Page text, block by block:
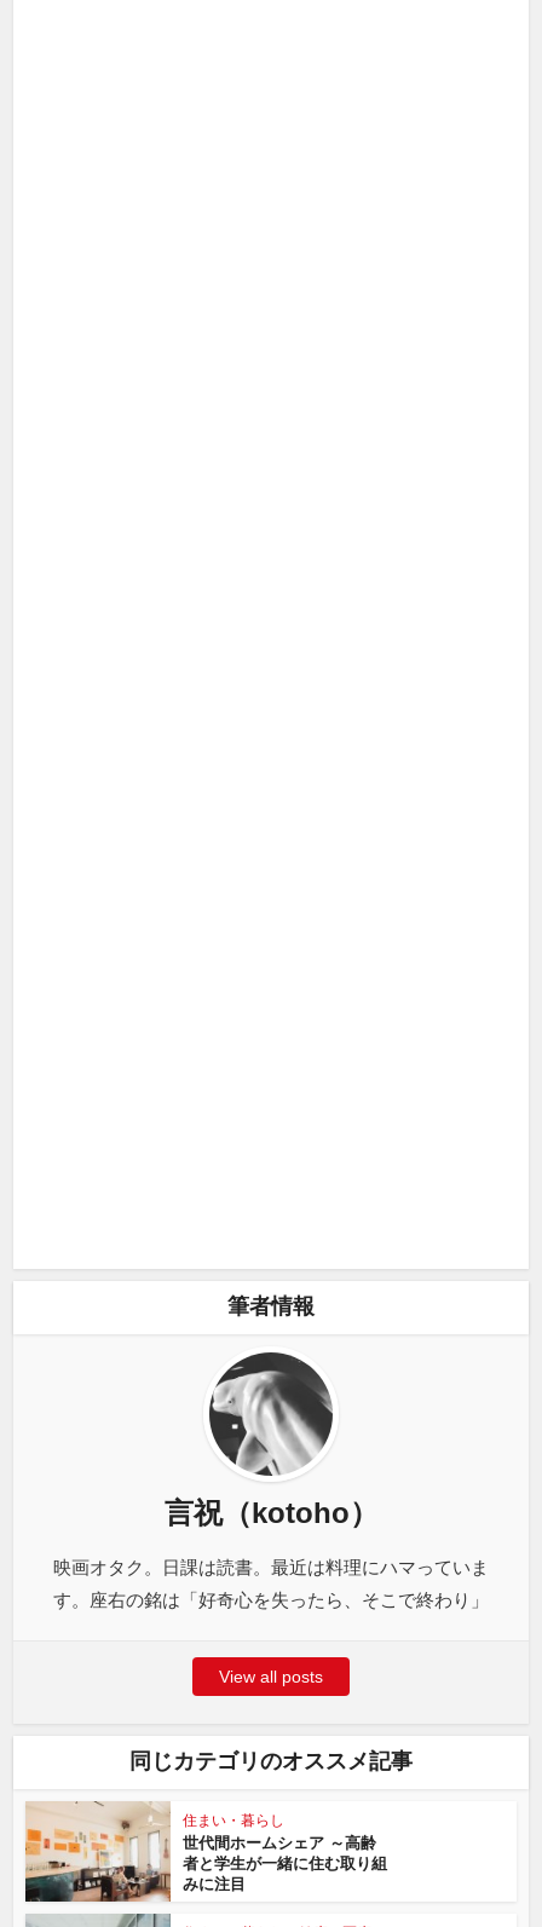
筆者情報
言祝（kotoho）
映画オタク。日課は読書。最近は料理にハマっていま
す。座右の銘は「好奇心を失ったら、そこで終わり」
View all posts
同じカテゴリのオススメ記事
住まい・暮らし
世代間ホームシェア ～高齢
者と学生が一緒に住む取り組
みに注目